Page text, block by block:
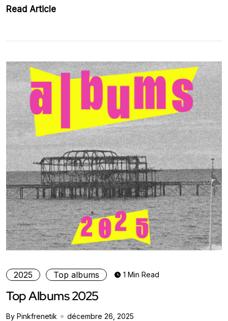
Read Article
2025 Top albums 1 Min Read
Top Albums 2025
By Pinkfrenetik décembre 26, 2025